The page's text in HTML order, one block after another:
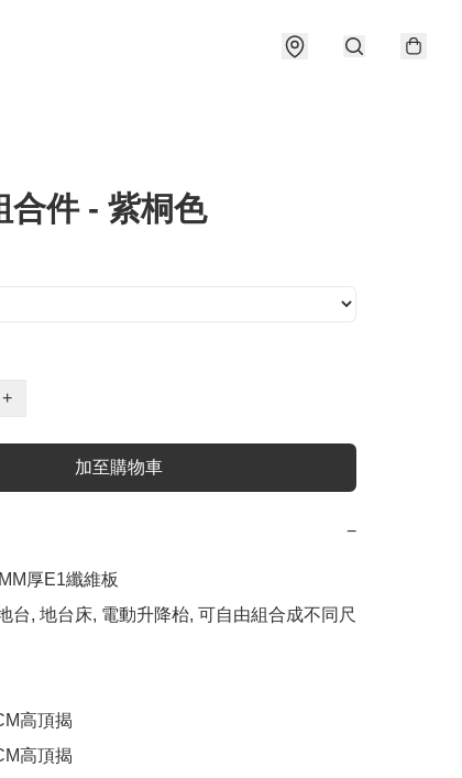
合件 - 紫桐色
+
加至購物車
−
厚E1纖維板
台, 地台床, 電動升降枱, 可自由組合成不同尺
高頂揭
高頂揭